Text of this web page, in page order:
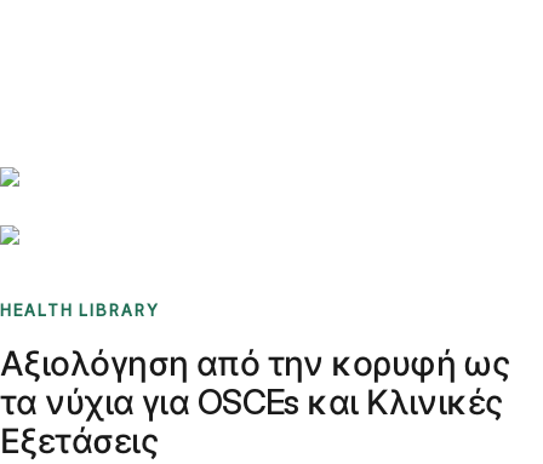
HEALTH LIBRARY
Αξιολόγηση από την κορυφή ως
τα νύχια για OSCEs και Κλινικές
Εξετάσεις